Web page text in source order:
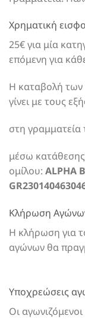
Χρηματική
25€ για μία
επόμενη για
Η καταβολή των
γίνει με τους
στη γραμματεία
μέσω
ομίλου: ALPHA
Κλήρωση
Η κλήρωση για
αγώνων θα
Υποχρεώσεις
Οι